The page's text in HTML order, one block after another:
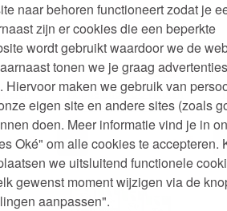
naar behoren functioneert zodat je
zijn er cookies die een beperkte
wordt gebruikt waardoor we de
tonen we je graag
maken we gebruik van
eigen site en andere sites (zoals
doen. Meer informatie vind je in
Oké" om alle cookies te accepteren.
we uitsluitend functionele
gewenst moment wijzigen via de
aanpassen".
24,95
Huppelend FSC Houten
Konijn op Wielen
€12,75